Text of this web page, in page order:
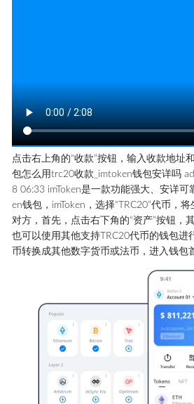
点击右上角的“收款”按钮，输入收款地址
包怎么用trc20收款_imtoken钱包安详吗
8 06:33 imToken是一款功能强大、安详可
en钱包，imToken，选择“TRC20”代币，
对方，首先，点击右下角的“资产”按钮，
也可以使用其他支持TRC20代币的钱包进
币转换成其他数字货币或法币，进入钱包